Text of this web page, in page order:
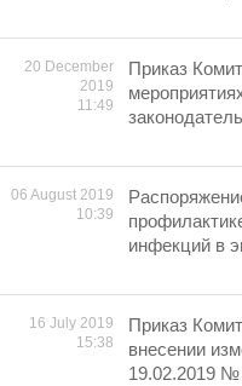
20 December
2019
11:49
Приказ
06 August 2019
10:39
инфекций в
16 July 2019
15:38
Приказ
внесении
19.02.2019 №